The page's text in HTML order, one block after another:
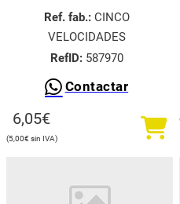
Ref. fab.:CINCO
VELOCIDADES
RefID:587970
Contactar
6,05€
5,00€